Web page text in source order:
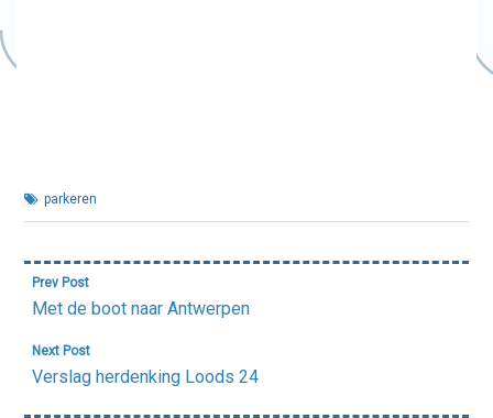
parkeren
Bericht
navigatie
Prev Post
Met de boot naar Antwerpen
Next Post
Verslag herdenking Loods 24